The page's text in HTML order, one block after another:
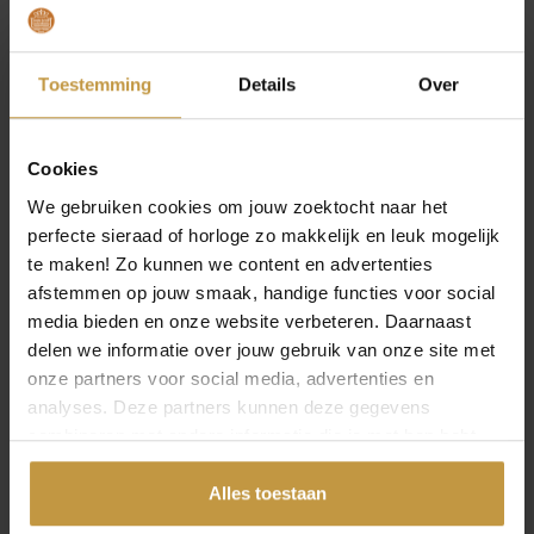
Toestemming Details Over
Cookies
We gebruiken cookies om jouw zoektocht naar het
perfecte sieraad of horloge zo makkelijk en leuk mogelijk
te maken! Zo kunnen we content en advertenties
afstemmen op jouw smaak, handige functies voor social
media bieden en onze website verbeteren. Daarnaast
delen we informatie over jouw gebruik van onze site met
onze partners voor social media, advertenties en
analyses. Deze partners kunnen deze gegevens
combineren met andere informatie die je met hen hebt
gedeeld of die ze hebben verzameld via jouw gebruik van
Alles toestaan
0
0
JuweliersWebshop.nl
JuweliersWebshop.nl is officieel dealer van Mya Bay
Specificaties
Over Mya Bay Sieraden